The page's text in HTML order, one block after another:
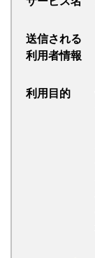
送信される
利用者情報
利用目的